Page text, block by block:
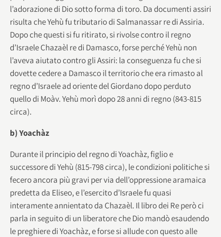
l’adorazione di Dio sotto forma di toro. Da documenti assiri
risulta che Yehù fu tributario di Salmanassar re di Assiria.
Dopo che questi si fu ritirato, si rivolse contro il regno
d’Israele Chazaèl re di Damasco, forse perché Yehù non
l’aveva aiutato contro gli Assiri: la conseguenza fu che si
dovette cedere a Damasco il territorio che era rimasto al
regno d’Israele ad oriente del Giordano dopo perduto
quello di Moàv. Yehù morì dopo 28 anni di regno (843-815
circa).
b) Yoachàz
Durante il principio del regno di Yoachàz, figlio e
successore di Yehù (815-798 circa), le condizioni politiche si
fecero ancora più gravi per via dell’oppressione aramaica
predetta da Eliseo, e l’esercito d’Israele fu quasi
interamente annientato da Chazaèl. Il libro dei Re però ci
parla in seguito di un liberatore che Dio mandò esaudendo
le preghiere di Yoachàz, e forse si allude con questo alle